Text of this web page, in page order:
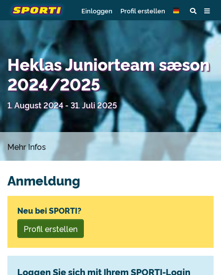
Einloggen Profil erstellen
Heklas Juniorteam sæson
2024/2025
1. August 2024 - 31. Juli 2025
Mehr Infos
Anmeldung
Neu bei SPORTI?
Profil erstellen
Loggen Sie sich mit Ihrem SPORTI-Login